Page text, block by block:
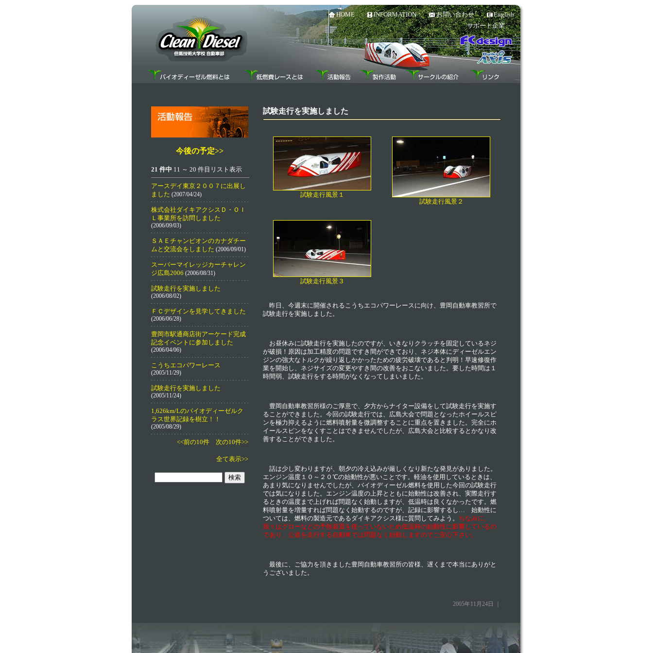
HOME INFORMATION お問い合わせ
English
サポート企業
今後の予定>>
21 件中 11 ～ 20 件目リスト表示
アースデイ東京２００７に出展し
ました (2007/04/24)
株式会社ダイキアクシスＤ・ＯＩ
Ｌ事業所を訪問しました
(2006/09/03)
ＳＡＥチャンピオンのカナダチー
ムと交流会をしました (2006/09/01)
スーパーマイレッジカーチャレン
ジ広島2006 (2006/08/31)
試験走行を実施しました
(2006/08/02)
ＦＣデザインを見学してきました
(2006/06/28)
豊岡市駅通商店街アーケード完成
記念イベントに参加しました
(2006/04/06)
こうちエコパワーレース
(2005/11/29)
試験走行を実施しました
(2005/11/24)
1,626km/Lのバイオディーゼルク
ラス世界記録を樹立！！
(2005/08/29)
<<前の10件 次の10件>>
全て表示>>
試験走行を実施しました
試験走行風景１
試験走行風景２
試験走行風景３
昨日、今週末に開催されるこうちエコパワーレースに向け、豊岡自動車教習所で
試験走行を実施しました。
お昼休みに試験走行を実施したのですが、いきなりクラッチを固定しているネジ
が破損！原因は加工精度の問題ですき間ができており、ネジ本体にディーゼルエン
ジンの強大なトルクが繰り返しかかったための疲労破壊であると判明！早速修復作
業を開始し、ネジサイズの変更やすき間の改善をおこないました。要した時間は１
時間弱、試験走行をする時間がなくなってしまいました。
豊岡自動車教習所様のご厚意で、夕方からナイター設備をして試験走行を実施す
ることができました。今回の試験走行では、広島大会で問題となったホイールスピ
ンを極力抑えるように燃料噴射量を微調整することに重点を置きました。完全にホ
イールスピンをなくすことはできませんでしたが、広島大会と比較するとかなり改
善することができました。
話は少し変わりますが、朝夕の冷え込みが厳しくなり新たな発見がありました。
エンジン温度１０～２０℃の始動性が悪いことです。軽油を使用しているときは、
あまり気になりませんでしたが、バイオディーゼル燃料を使用した今回の試験走行
では気になりました。エンジン温度の上昇とともに始動性は改善され、実際走行す
るときの温度まで上げれば問題なく始動しますが、低温時は良くなかったです。燃
料噴射量を増量すれば問題なく始動するのですが、記録に影響するし… 始動性に
ついては、燃料の製造元であるダイキアクシス様に質問してみよう。 ちなみに、
我々はグローなどの予熱装置を使っていないため低温時の始動性に影響しているの
であり、公道を走行する自動車では問題なく始動しますのでご安心下さい。
最後に、ご協力を頂きました豊岡自動車教習所の皆様、遅くまで本当にありがと
うございました。
2005年11月24日 ｜